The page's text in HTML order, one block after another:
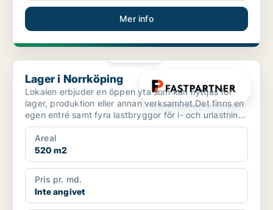
Mer info
Lager i Norrköping
Lager i Norrköping
Lokalen erbjuder en öppen yta som kan nyttjas för
lager, produktion eller annan verksamhet.Det finns en
egen entré samt fyra lastbryggor för i- och urlastnin...
Areal
520 m2
Pris pr. md.
Inte angivet